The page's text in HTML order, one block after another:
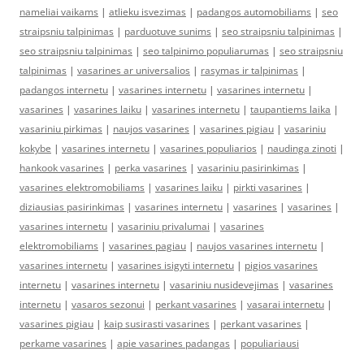
nameliai vaikams | atlieku isvezimas | padangos automobiliams | seo
straipsniu talpinimas | parduotuve sunims | seo straipsniu talpinimas |
seo straipsniu talpinimas | seo talpinimo populiarumas | seo straipsniu
talpinimas | vasarines ar universalios | rasymas ir talpinimas |
padangos internetu | vasarines internetu | vasarines internetu |
vasarines | vasarines laiku | vasarines internetu | taupantiems laika |
vasariniu pirkimas | naujos vasarines | vasarines pigiau | vasariniu
kokybe | vasarines internetu | vasarines populiarios | naudinga zinoti |
hankook vasarines | perka vasarines | vasariniu pasirinkimas |
vasarines elektromobiliams | vasarines laiku | pirkti vasarines |
diziausias pasirinkimas | vasarines internetu | vasarines | vasarines |
vasarines internetu | vasariniu privalumai | vasarines
elektromobiliams | vasarines pagiau | naujos vasarines internetu |
vasarines internetu | vasarines isigyti internetu | pigios vasarines
internetu | vasarines internetu | vasariniu nusidevejimas | vasarines
internetu | vasaros sezonui | perkant vasarines | vasarai internetu |
vasarines pigiau | kaip susirasti vasarines | perkant vasarines |
perkame vasarines | apie vasarines padangas | populiariausi